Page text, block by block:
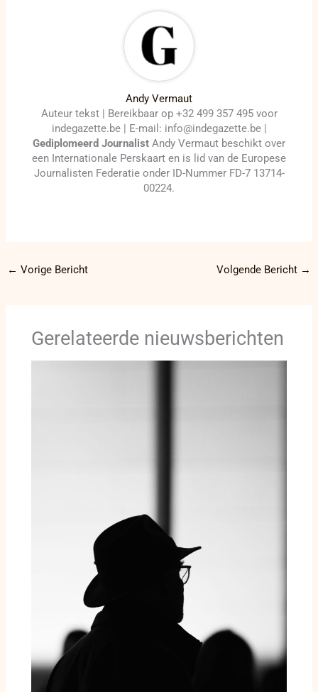
Andy Vermaut
Auteur tekst | Bereikbaar op +32 499 357 495 voor
indegazette.be | E-mail: info@indegazette.be |
Gediplomeerd Journalist Andy Vermaut beschikt over
een Internationale Perskaart en is lid van de Europese
Journalisten Federatie onder ID-Nummer FD-7 13714-
00224.
← Vorige Bericht Volgende Bericht →
Gerelateerde nieuwsberichten